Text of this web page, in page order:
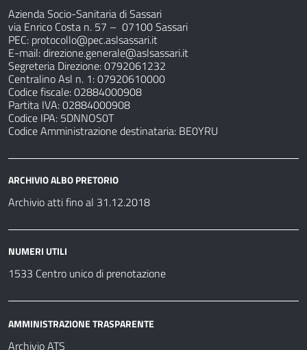
Azienda Socio-Sanitaria di Sassari
via Enrico Costa n. 57 – 07100 Sassari
PEC: protocollo@pec.aslsassari.it
E-mail:direzione.generale@aslsassari.it
Segreteria Direzione: 0792061232
Centralino Asl n. 1: 07920610000
Codice fiscale: 02884000908
Partita IVA: 02884000908
Codice IPA: 5DNNOS0T
Codice Amministrazione destinataria: BE0YRU
ARCHIVIO ALBO PRETORIO
Archivio atti fino al 31.12.2018
NUMERI UTILI
1533 Centro unico di prenotazione
AMMINISTRAZIONE TRASPARENTE
Archivio ATS